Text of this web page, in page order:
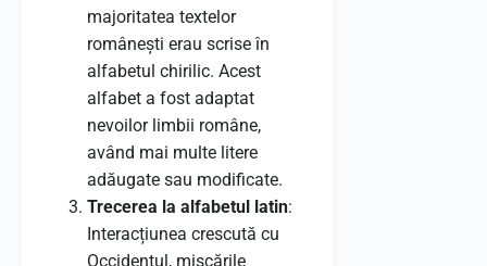
majoritatea textelor
românești erau scrise în
alfabetul chirilic. Acest
alfabet a fost adaptat
nevoilor limbii române,
având mai multe litere
adăugate sau modificate.
Trecerea la alfabetul latin:
Interacțiunea crescută cu
Occidentul, mișcările